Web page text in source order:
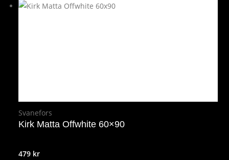
Svanefors
Kirk Matta Offwhite 60×90
479 kr